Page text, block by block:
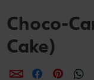
Choco-
Cake)
per E-Mail
per per